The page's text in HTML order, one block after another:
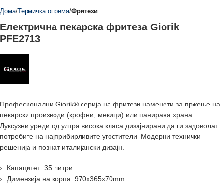
Дома Термичка опрема Фритези
Електрична пекарска фритеза Giorik
PFE2713
Професионални Giorik® серија на фритези наменети за пржење на
пекарски производи (крофни, мекици) или панирана храна.
Луксузни уреди од ултра висока класа дизајнирани да ги задоволат
потребите на најприбирливите угостители. Модерни технички
решенија и познат италијански дизајн.
Капацитет: 35 литри
Димензија на корпа: 970x365x70mm